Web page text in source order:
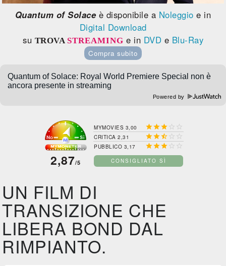
Quantum of Solaceè disponibile a Noleggio e in
Digital Download
su TROVA STREAMING e in DVD e Blu-Ray
Compra subito
Powered by
2,87/5
MYMOVIES 3,00   
CRITICA 2,31   
PUBBLICO 3,17   
CONSIGLIATO SÌ
UN FILM DI
TRANSIZIONE CHE
LIBERA BOND DAL
RIMPIANTO.